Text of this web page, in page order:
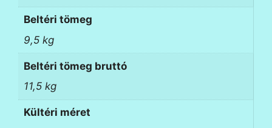
Beltéri tömeg
9,5 kg
Beltéri tömeg bruttó
11,5 kg
Kültéri méret